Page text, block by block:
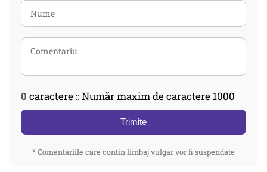
0 caractere :: Număr maxim de caractere 1000
Trimite
* Comentariile care contin limbaj vulgar vor fi suspendate